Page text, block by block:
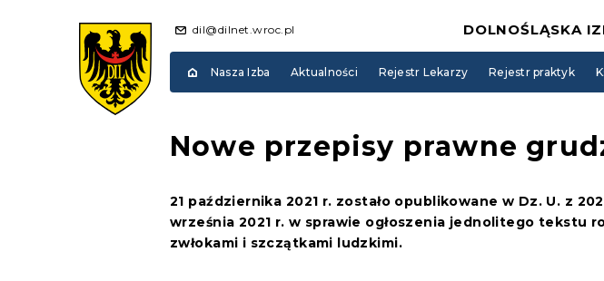
dil@dilnet.wroc.pl DOLNOŚLĄSKA
Nasza Izba Aktualności Rejestr Lekarzy Rejestr praktyk
Nowe przepisy prawne
21 października 2021 r. zostało opublikowane w Dz. U. z
września 2021 r. w sprawie ogłoszenia jednolitego tekstu
zwłokami i szczątkami ludzkimi.